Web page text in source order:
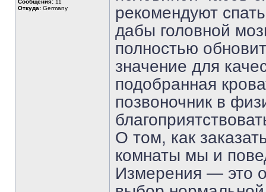
Сообщения: 11
Откуда: Germany
рекомендуют
дабы головной
полностью
значение для
подобранная
позвоночник в
О том, как
комнаты мы и
Измерения — это